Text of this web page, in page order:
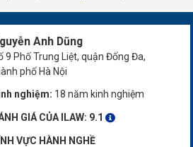
Anh Dũng
9 Phố Trung Liệt, quận Đống Đa,
phố Hà Nội
nghiệm: 18 năm kinh nghiệm
GIÁ CỦA ILAW: 9.1
VỰC HÀNH NGHỀ